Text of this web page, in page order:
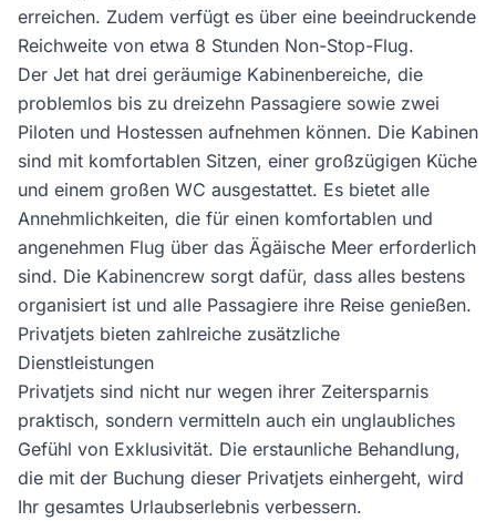
erreichen. Zudem verfügt es über eine beeindruckende
Reichweite von etwa 8 Stunden Non-Stop-Flug.
Der Jet hat drei geräumige Kabinenbereiche, die
problemlos bis zu dreizehn Passagiere sowie zwei
Piloten und Hostessen aufnehmen können. Die Kabinen
sind mit komfortablen Sitzen, einer großzügigen Küche
und einem großen WC ausgestattet. Es bietet alle
Annehmlichkeiten, die für einen komfortablen und
angenehmen Flug über das Ägäische Meer erforderlich
sind. Die Kabinencrew sorgt dafür, dass alles bestens
organisiert ist und alle Passagiere ihre Reise genießen.
Privatjets bieten zahlreiche zusätzliche
Dienstleistungen
Privatjets sind nicht nur wegen ihrer Zeitersparnis
praktisch, sondern vermitteln auch ein unglaubliches
Gefühl von Exklusivität. Die erstaunliche Behandlung,
die mit der Buchung dieser Privatjets einhergeht, wird
Ihr gesamtes Urlaubserlebnis verbessern.